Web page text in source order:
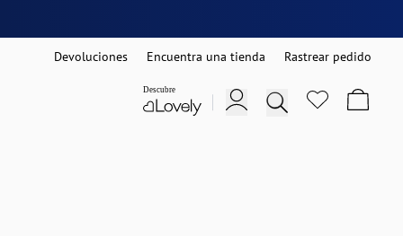
Devoluciones Encuentra una tienda Rastrear pedido